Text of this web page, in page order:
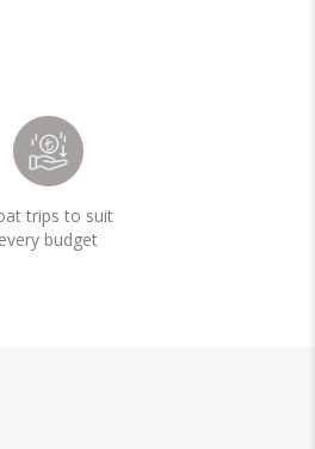
trips to suit
every budget